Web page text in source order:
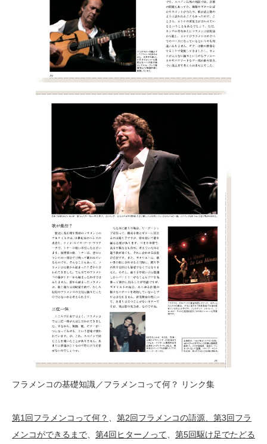
フラメンコの基礎知識／フラメンコって何？ リンク集
第1回フラメンコって何？ 、 第2回フラメンコの語源、 第3回フラ
メンコができるまで、 第4回ヒターノって、 第5回駆け足でたどる